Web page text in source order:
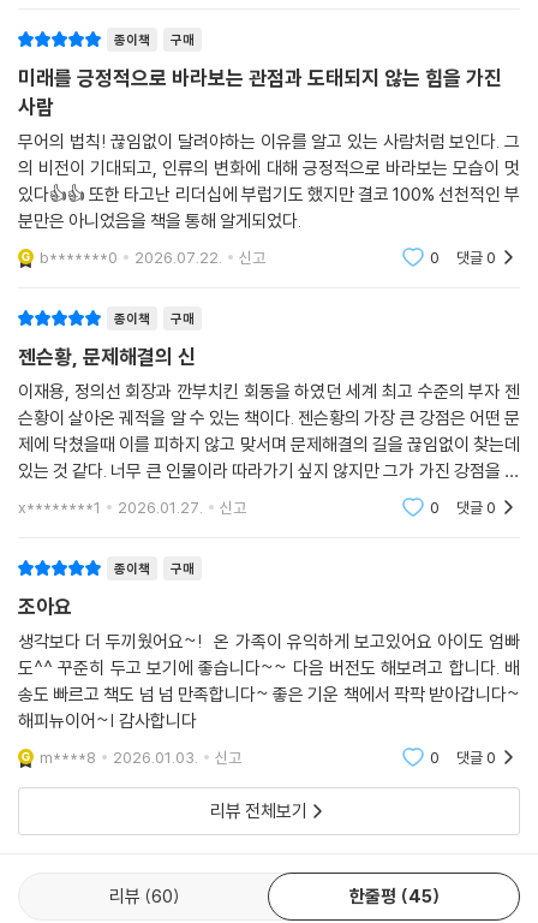
기 위해 젠슨 황은 고객, 그리고 직원들과 끊임없이 소통했다. 엔비디아가
주최하는 콘퍼런스에서는 기자들을 뒷자리에 배치했고, 과학자들을 맨 앞
에 앉혔다. 발표에서도 언론보다 과학자들에게 더 많은 관심을 기울였다.
--- p.261~262
첫 회의 이후 젠슨은 예정된 일정을 취소하고, AI 관련 자료를 읽는 데 주말
을 할애했다. AI에 대해 잘 모르는 상태에서 이 분야를 직접 공부하기로 한
것이다. 얼마 지나지 않아 두 번째 회의를 했고, 브라이언 카탄자로는 놀라
운 상황을 마주했다. 젠슨이 이제 신경망에 대해 자신만큼, 어쩌면 그 이상
다로 깊숙이 이끌었다. (…) 그러고는 이렇게 선언했다. “cuDNN은 엔비
디아의 20년 역사상 가장 중요한 프로젝트다.” 벽에 붙어 있던 화이트보드
에서 기존의 다이어그램이 모두 지워져 있었다. 그 자리에 젠슨의 완벽한
필체로 적힌 수수께끼 같은 하나의 문구만 남아 있었다. ‘O.I.A.L.O.’ 젠슨
은 ‘Once in a Lifetime Opportunity(일생일대의 기회)’라는 뜻이라고
설명했다.
--- p.297~298
회사의 게임 부문을 이끄는 제프 피셔는 엔비디아 초기 30명의 직원 중 한
사람이다. 그는 이렇게 말했다. “이제 우리 중 많은 이가 사실상 금전적으
로는 자원봉사자라고 할 수 있죠.” 그러면서 이렇게 덧붙였다. “하지만 우
리는 회사의 사명을 믿어요.” 혁신적인 기술을 개발하는 매력은 돈으로 살
수 있는 것 이상의 목적을 제공했다. 이는 특히 오래 근무한 직원들에게는
더욱 그랬다.
--- p.401
경영학자들은 CEO가 직접 보고를 받는 임원이 8명에서 12명 정도인 것이
이상적이라고 말한다. 하지만 젠슨은 무려 55명에게서 직접 보고를 받고
도 없다. 후계자 역시 정해져 있지 않다. 엔비디아가 성장할수록 경영진은
오히려 줄어들었기 때문에 실수에 대한 희생양도 없었다. 이사회 멤버들은
미래의 가능성은 현재에 있다!
한발 먼저 미래를 내다보는 비전
AI 기술의 핵심에는 병렬 컴퓨팅과 신경망 연구가 존재한다. 컴퓨팅 역사
에서 이 두 가지 기술은 미운 오리 새끼처럼 취급받았었다. 전자는 누구도
성공한 적이 없었을 정도로 어려운 기술이었기 때문이고, 후자는 신경망이
생물학적 뇌 구조를 모방하는 기술로 시대에 뒤떨어진 것이라 평가되었기
때문이다.
하지만 엔비디아의 CEO 젠슨 황은 이 두 기술에 주목했고, 모두가 반대하
는 와중에도 이를 위한 연구개발에 회사에 명운을 걸었다. 무엇이 이렇게
전진할 힘을 주었을까? 혹자는 운이 좋아서라고 말하기도 한다. 하지만 젠
슨 황은 절대 직관만으로 미래를 내다보지 않는다. 그는 현재의 기술을 두
고 무엇을 할 수 있는지를 생생하게 그려내는 사람이다. 그건 그가 세계적
인 수준의 엔지니어이며, 끊임없이 학습하는 사람이기 때문에 가능한 일이
었다. 엔비디아의 대표적 기술 플랫폼인 쿠다 아키텍처와 신경망 기술 결
많지 않았다고 한다. 하지만 그는 공부했고, 비로소 일생일대의 기회라는
확신이 생기면, 구성원들에게 확실한 비전을 제시하고 모두를 미래로 향해
이끌었다. 신경망이 세상을 바꿀 수 있고, 쿠다를 활용해 필수 하드웨어 시
장을 장악할 수 있다고 결론짓자마자 그는 회사의 모든 것을 여기에 걸기
로 하고 “이제 우리는 모든 것을 딥러닝에 집중한다. 이제 우리는 더 이상
그래픽 회사가 아니다!”라고 선언했다고 한다.
결코 꺾이지 않는 의지와 실행력
하지만 이런 비전을 10년 이상 이끌어간다는 것은 결코 쉬운 일이 아니다.
특히 실리콘밸리의 기업 사냥꾼으로 불리는 스타보드밸류와의 신경전을
소개한 대목은 인상적이다. 젠슨은 CEO 자리를 위협받는 순간에도 절대
굴하지 않았다. 시장에서 모두가 실패했던, 사실 그 스스로도 “우리가 등장
종이책 구매
미래를 긍정적으로 바라보는 관점과 도태되지 않는 힘을 가진
사람
무어의 법칙! 끊임없이 달려야하는 이유를 알고 있는 사람처럼 보인다. 그
의 비전이 기대되고, 인류의 변화에 대해 긍정적으로 바라보는 모습이 멋
있다👍👍 또한 타고난 리더십에 부럽기도 했지만 결코 100% 선천적인 부
분만은 아니었음을 책을 통해 알게되었다.
b*******0 2026.07.22. 신고 0 댓글0
종이책 구매
젠슨황, 문제해결의 신
이재용, 정의선 회장과 깐부치킨 회동을 하였던 세계 최고 수준의 부자 젠
슨황이 살아온 궤적을 알 수 있는 책이다. 젠슨황의 가장 큰 강점은 어떤 문
제에 닥쳤을때 이를 피하지 않고 맞서며 문제해결의 길을 끊임없이 찾는데
있는 것 같다. 너무 큰 인물이라 따라가기 싶지 않지만 그가 가진 강점을 취
하고 싶게 만든 책이었다.
x********1 2026.01.27. 신고 0 댓글0
종이책 구매
조아요
생각보다 더 두끼웠어요~! 온 가족이 유익하게 보고있어요 아이도 엄빠
도^^ 꾸준히 두고 보기에 좋습니다~~ 다음 버전도 해보려고 합니다. 배
송도 빠르고 책도 넘 넘 만족합니다~ 좋은 기운 책에서 팍팍 받아갑니다~
해피뉴이어~| 감사합니다
m****8 2026.01.03. 신고 0 댓글0
리뷰 전체보기
리뷰 60 한줄평 45